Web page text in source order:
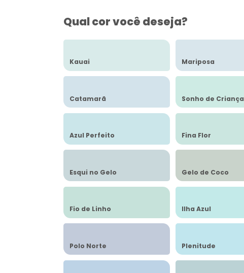
Qual cor você deseja?
Kauai Mariposa
Catamarã Sonho de Criança
Azul Perfeito Fina Flor
Esqui no Gelo Gelo de Coco
Fio de Linho Ilha Azul
Polo Norte Plenitude